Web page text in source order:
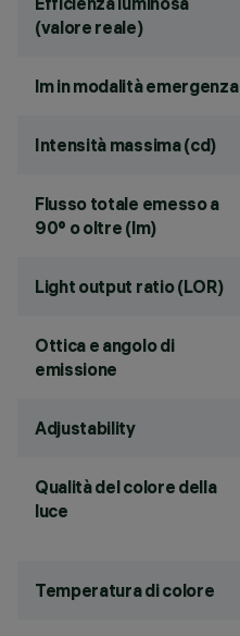
(valore reale)
lm in modalità emergenza
Intensità massima (cd)
Flusso totale emesso a
90° o oltre (lm)
Light output ratio (LOR)
Ottica e angolo di
emissione
Adjustability
Qualità del colore della
luce
Temperatura di colore